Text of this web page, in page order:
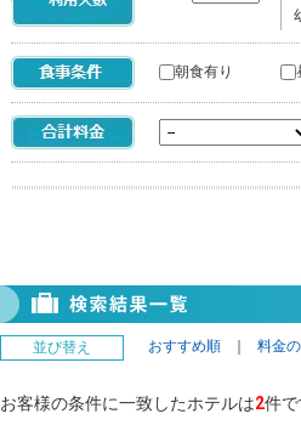
朝食有り
並び替え おすすめ順 料金
お客様の条件に一致したホテルは2件